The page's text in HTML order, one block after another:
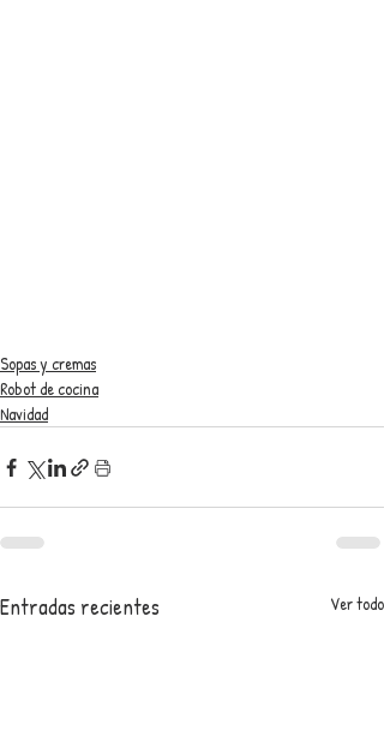
Sopas y cremas
Robot de cocina
Navidad
Entradas recientes Ver todo